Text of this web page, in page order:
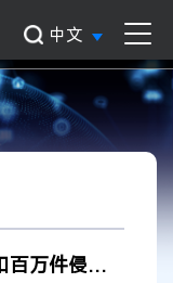
中文
货物：货值2179万元